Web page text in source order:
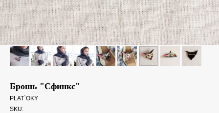
Брошь "Сфинкс"
PLAT`OKY
SKU: